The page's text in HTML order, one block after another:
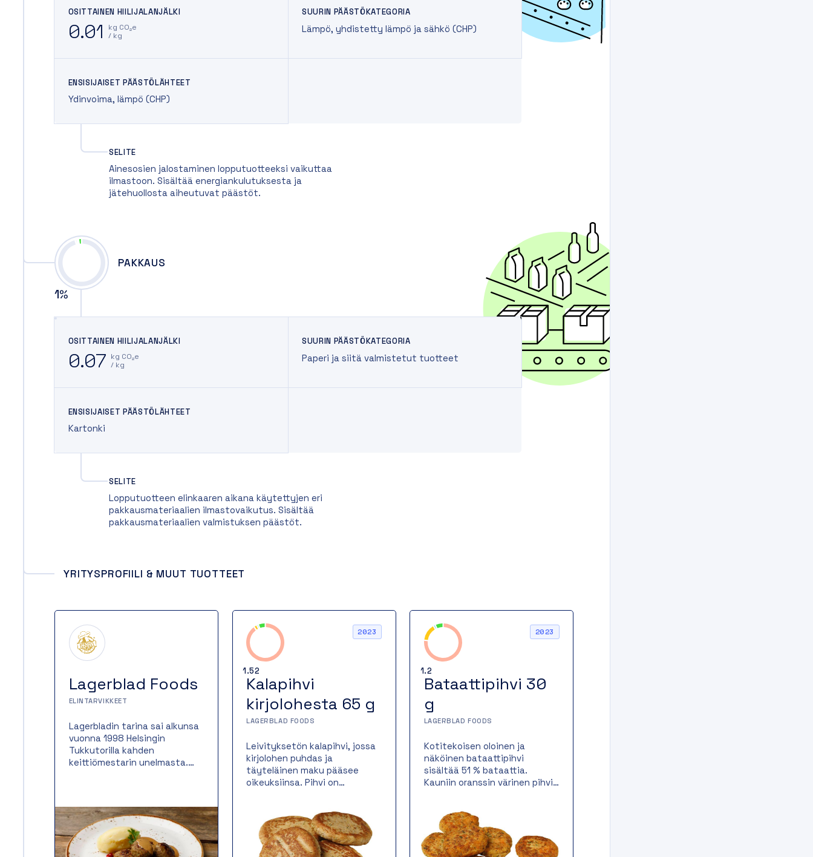
OSITTAINEN HIILIJALANJÄLKI
0.01
kg CO₂e
/ kg
SUURIN PÄÄSTÖKATEGORIA
Lämpö, yhdistetty lämpö ja sähkö (CHP)
ENSISIJAISET PÄÄSTÖLÄHTEET
Ydinvoima, lämpö (CHP)
SELITE
Ainesosien jalostaminen lopputuotteeksi vaikuttaa
ilmastoon. Sisältää energiankulutuksesta ja
jätehuollosta aiheutuvat päästöt.
1%
PAKKAUS
OSITTAINEN HIILIJALANJÄLKI
0.07 kg CO₂e
/ kg
SUURIN PÄÄSTÖKATEGORIA
Paperi ja siitä valmistetut tuotteet
ENSISIJAISET PÄÄSTÖLÄHTEET
Kartonki
SELITE
Lopputuotteen elinkaaren aikana käytettyjen eri
pakkausmateriaalien ilmastovaikutus. Sisältää
pakkausmateriaalien valmistuksen päästöt.
YRITYSPROFIILI & MUUT TUOTTEET
Lagerblad Foods
ELINTARVIKKEET
Lagerbladin tarina sai alkunsa
vuonna 1998 Helsingin
Tukkutorilla kahden
keittiömestarin unelmasta.
suussa sulavaa ruokaa
hotellien ja ravintoloiden
vaativiin tarpeisiin. Aluksi oli
vain kahden keittiömestarin
1.52
2023
Kalapihvi
kirjolohesta 65 g
LAGERBLAD FOODS
Leivityksetön kalapihvi, jossa
kirjolohen puhdas ja
täyteläinen maku pääsee
oikeuksiinsa. Pihvi on
kullankeltaisen paistopinnan
ja mehevän rakenteen.
Monipuolinen kalapihvi sopii
erinomaisesti niin
1.2
2023
Bataattipihvi 30
g
LAGERBLAD FOODS
Kotitekoisen oloinen ja
näköinen bataattipihvi
sisältää 51 % bataattia.
Kauniin oranssin värinen pihvi
kalaruoan lisukkeena.
Bataattipihvi paistetaan
valurautapannulla, jossa se
saa rapean ja herkullisen